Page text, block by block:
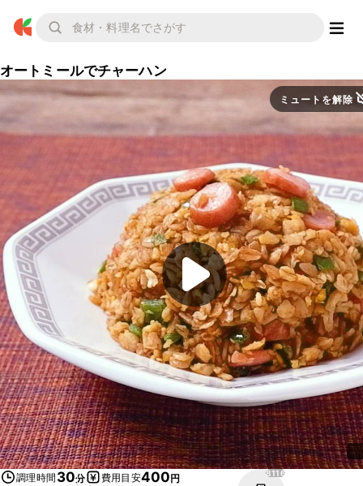
オートミールでチャーハン
ミュートを解除
調理時間 30分 費用目安400円 8116